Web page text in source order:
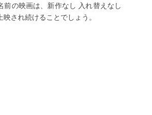
前の映画は、新作なし 入れ替えなし
され続けることでしょう。